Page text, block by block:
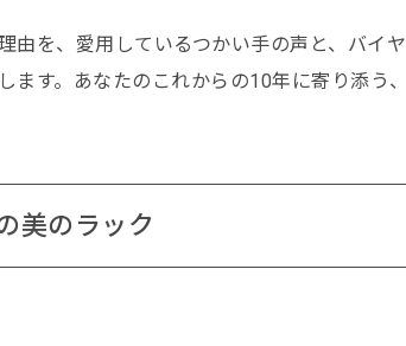
由を、愛用しているつかい手の声と、バイヤ
す。あなたのこれからの10年に寄り添う、
美のラック